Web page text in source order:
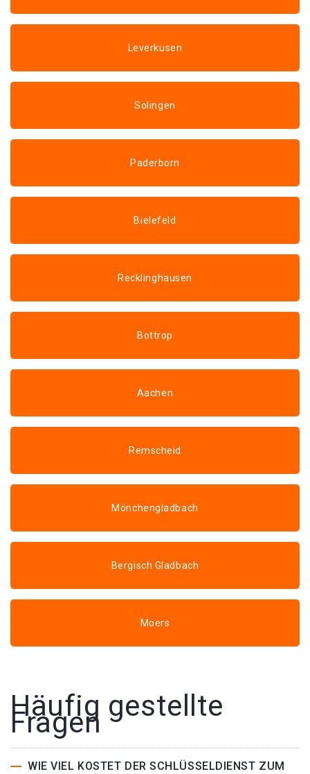
Leverkusen
Solingen
Paderborn
Bielefeld
Recklinghausen
Bottrop
Aachen
Remscheid
Mönchengladbach
Bergisch Gladbach
Moers
Häufig gestellte
Fragen
WIE VIEL KOSTET DER SCHLÜSSELDIENST ZUM